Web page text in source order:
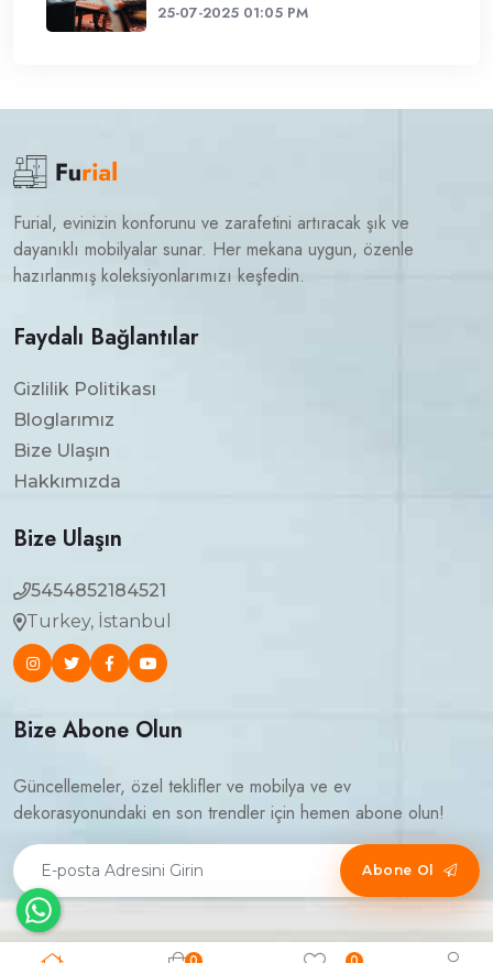
25-07-2025 01:05 PM
Furial, evinizin konforunu ve zarafetini artıracak şık ve
dayanıklı mobilyalar sunar. Her mekana uygun, özenle
hazırlanmış koleksiyonlarımızı keşfedin.
Faydalı Bağlantılar
Gizlilik Politikası
Bloglarımız
Bize Ulaşın
Hakkımızda
Bize Ulaşın
5454852184521
Turkey, İstanbul
Bize Abone Olun
Güncellemeler, özel teklifler ve mobilya ve ev
dekorasyonundaki en son trendler için hemen abone olun!
Abone Ol